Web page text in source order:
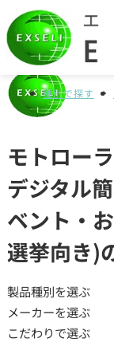
種別で探す
モトロー
デジタル
ベント・
選挙向き)
製品種別を選ぶ
メーカーを選ぶ
こだわりで選ぶ